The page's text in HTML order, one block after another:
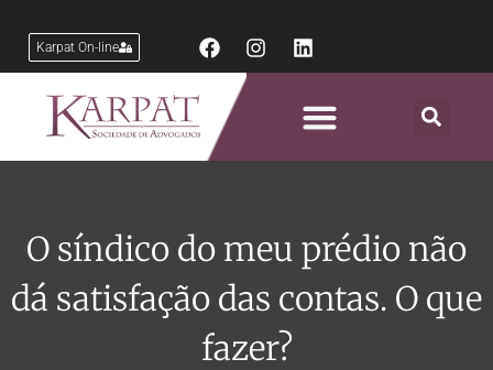
Karpat On-line
O síndico do meu prédio não
dá satisfação das contas. O que
fazer?